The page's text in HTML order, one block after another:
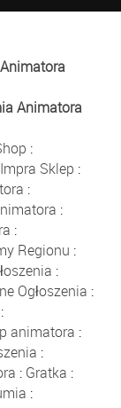
Animatora
:
Impra Sklep :
:
:
:
Regionu :
:
Ogłoszenia :
animatora :
:
: Gratka :
: